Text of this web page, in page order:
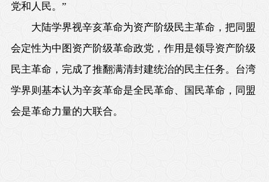
党和人民。”
大陆学界视辛亥革命为资产阶级民主革命，把同盟
会定性为中图资产阶级革命政党，作用是领导资产阶级
民主革命，完成了推翻满清封建统治的民主任务。台湾
学界则基本认为辛亥革命是全民革命、国民革命，同盟
会是革命力量的大联合。